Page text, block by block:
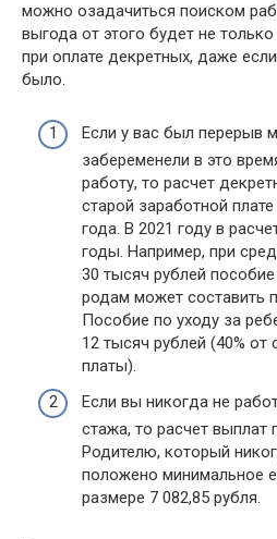
можно озадачиться поиском
выгода от этого будет не
при оплате декретных, даже
было.
Если у вас был перерыв
забеременели в это
работу, то расчет
старой заработной
года. В 2021 году в
годы. Например, при
30 тысяч рублей
родам может составить
Пособие по уходу за
12 тысяч рублей (40% от
платы).
Если вы никогда не
стажа, то расчет
Родителю, который
положено минимальное
размере 7 082,85 рубля.